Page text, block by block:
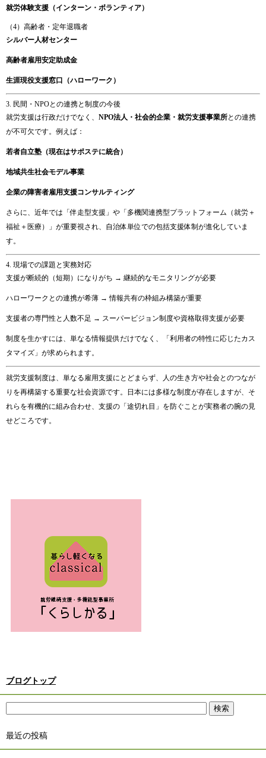
就労体験支援（インターン・ ボランティア）
（4） 高齢者・ 定年退職者
シルバー人材センター
高齢者雇用安定助成金
生涯現役支援窓口（ハローワーク）
3. 民間・ NPOとの連携と制度の今後
就労支援は行政だけでなく、 NPO法人・ 社会的企業・ 就労支援事業所との連携
が不可欠です。 例えば：
若者自立塾（現在はサポステに統合）
地域共生社会モデル事業
企業の障害者雇用支援コンサルティング
さらに、 近年では「伴走型支援」 や「 多機関連携型プラットフォーム（就労＋
福祉＋ 医療）」 が重要視され、 自治体単位での包括支援体制 が進化していま
す。
4. 現場での課題 と実務対応
支援が断続的（短期） になり がち → 継続的なモニタリングが必要
ハローワーク との連携が希薄 →情報共有の枠組み構築が重要
支援者の専門性と 人数不足 → スーパー ビジョン制度や資格取得支援が必要
制度を生かすには、 単なる情報提供だけでなく、「 利用者の特性に応じたカス
タマイズ」 が求め られます。
就労支援制度は、 単なる雇用支援に とどま らず、 人の生き方や社会とのつなが
り を再構築する重要な社会資源です。 日本には多様な制度が存在し ますが、 そ
れら を有機的に組み合わせ、 支援の「 途切れ目」 を防ぐことが実務者の腕の見
せどころです。
ブログトップ
最近の投稿